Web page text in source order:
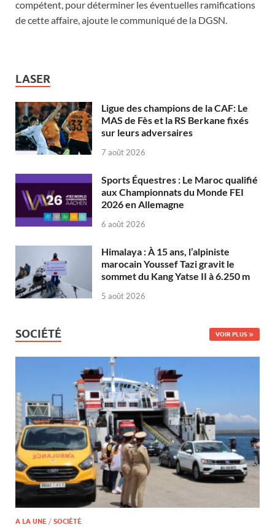
compétent, pour déterminer les éventuelles ramifications
de cette affaire, ajoute le communiqué de la DGSN.
LASER
Ligue des champions de la CAF: Le
MAS de Fès et la RS Berkane fixés
sur leurs adversaires
7 août 2026
Sports Équestres : Le Maroc qualifié
aux Championnats du Monde FEI
2026 en Allemagne
6 août 2026
Himalaya : À 15 ans, l’alpiniste
marocain Youssef Tazi gravit le
sommet du Kang Yatse II à 6.250 m
5 août 2026
SOCIÉTÉ VOIR PLUS
A LA UNE / SOCIÉTÉ